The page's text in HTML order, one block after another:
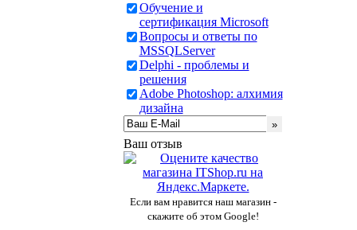
Обучение и
сертификация Microsoft
Вопросы и ответы по
MSSQLServer
Delphi - проблемы и
решения
Adobe Photoshop: алхимия
дизайна
Ваш отзыв
Если вам нравится наш магазин -
скажите об этом Google!